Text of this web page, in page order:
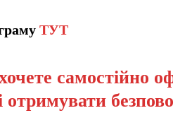
ТУТ
самостійно
отримувати